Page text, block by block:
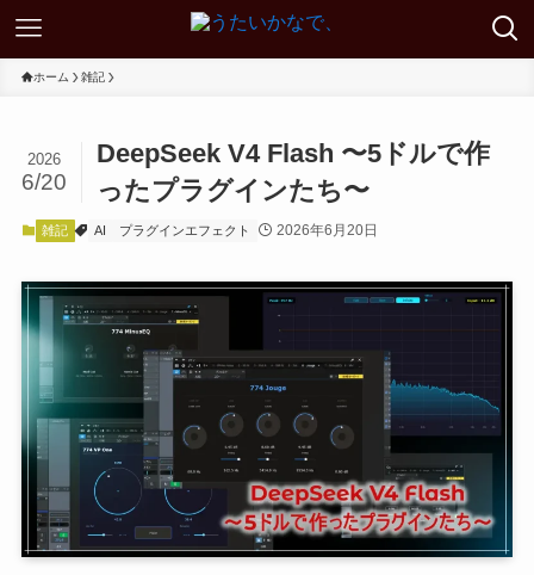
ホーム 雑記
DeepSeek V4 Flash 〜5ドルで作
ったプラグインたち〜
2026
6/20
雑記 AI プラグインエフェクト 2026年6月20日